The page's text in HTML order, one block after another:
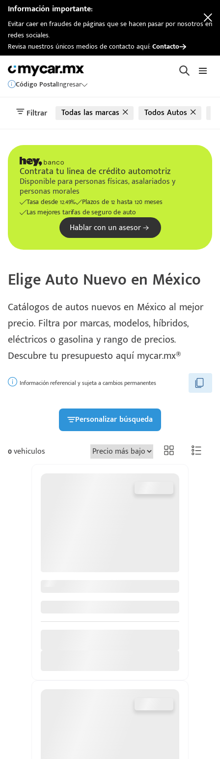
Información importante:
Evitar caer en fraudes de páginas que se hacen pasar por nosotros en
redes sociales.
Revisa nuestros únicos medios de contacto aquí:Contacto
Código PostalIngresar
Escríbenos
Código
Ingresar
Filtrar Todas las marcas Todos Autos
Contrata tu linea de crédito automotriz
Disponible para personas físicas, asalariados y
personas morales
Tasa desde 12.49%
Plazos de 12 hasta 120 meses
Las mejores tarifas de seguro de auto
Hablar con un asesor
Elige Auto Nuevo en México
Catálogos de autos nuevos en México al mejor
precio. Filtra por marcas, modelos, híbridos,
eléctricos o gasolina y rango de precios.
Descubre tu presupuesto aquí mycar.mx®
Información referencial y sujeta a cambios permanentes
Personalizar búsqueda
0vehiculos